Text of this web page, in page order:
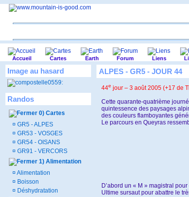
Accueil Cartes Earth Forum Liens
Image au hasard
Randos
0) Cartes
¤ GR5 - ALPES
¤ GR53 - VOSGES
¤ GR54 - OISANS
¤ GR91 - VERCORS
1) Alimentation
¤ Alimentation
¤ Boisson
¤ Déshydratation
ALPES - GR5 - JOUR 44
44e jour – 3 août 2005 (+17 de
Cette quarante-quatrième
quintessence des paysages
des couleurs flamboyantes
Le parcours en Queyras
D’abord un « M » magistral
Ultime sursaut pour abattre le